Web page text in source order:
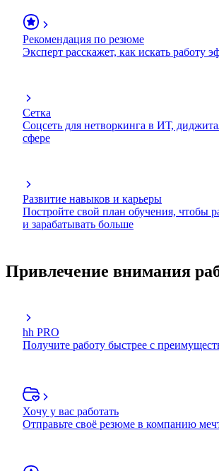
Рекомендация по резюме
Эксперт расскажет, как искать работу
Сетка
Соцсеть для нетворкинга в ИТ,
сфере
Развитие навыков и карьеры
Постройте свой план обучения, чтобы
и зарабатывать больше
Привлечение внимания
hh PRO
Получите работу быстрее с
Хочу у вас работать
Отправьте своё резюме в компанию